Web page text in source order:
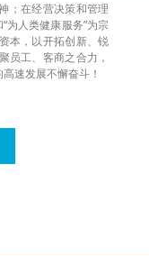
；在经营决策和管理
为人类健康服务”为宗
本，以开拓创新、锐
员工、客商之合力，
速发展不懈奋斗！